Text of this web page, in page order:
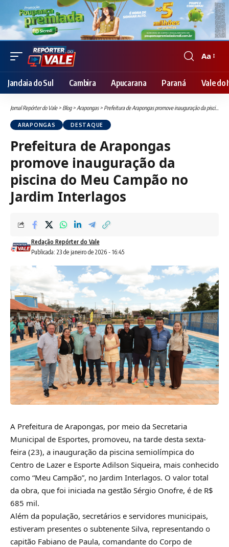
Font
Resizer
Aa
Jandaia do Sul Cambira Apucarana Paraná Vale do
Jornal Repórter do Vale> Blog>Arapongas> Prefeitura de Arapongas promove inauguração da piscina do Meu Campão no Jardim Interlagos
ARAPONGAS DESTAQUE
Prefeitura de Arapongas
promove inauguração da
piscina do Meu Campão no
Jardim Interlagos
Publicada: 23 de janeiro de 2026 - 16:45
Redação Repórter do Vale
A Prefeitura de Arapongas, por meio da Secretaria
Municipal de Esportes, promoveu, na tarde desta sexta-
feira (23), a inauguração da piscina semiolímpica do
Centro de Lazer e Esporte Adilson Siqueira, mais conhecido
como “Meu Campão”, no Jardim Interlagos. O valor total
da obra, que foi iniciada na gestão Sérgio Onofre, é de R$
685 mil.
Além da população, secretários e servidores municipais,
estiveram presentes o subtenente Silva, representando o
capitão Fabiano de Paula, comandante do Corpo de